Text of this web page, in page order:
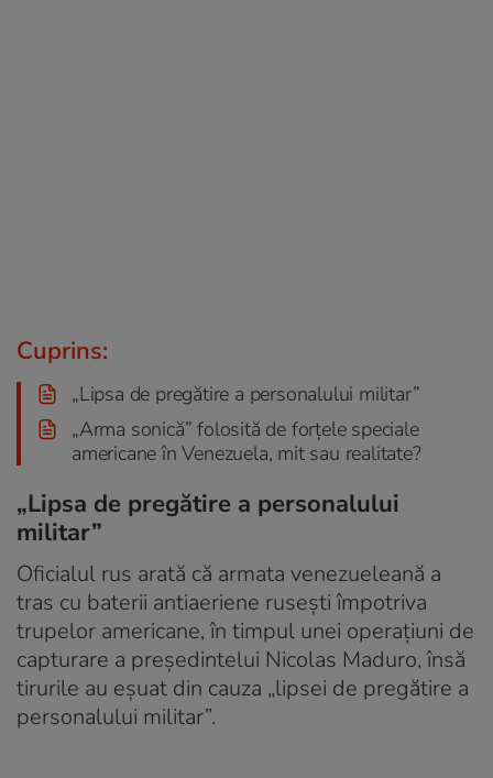
Cuprins:
„Lipsa de pregătire a personalului militar”
„Arma sonică” folosită de forțele speciale
americane în Venezuela, mit sau realitate?
„Lipsa de pregătire a personalului
militar”
Oficialul rus arată că armata venezueleană a
tras cu baterii antiaeriene rusești împotriva
trupelor americane, în timpul unei operațiuni de
capturare a președintelui Nicolas Maduro, însă
tirurile au eșuat din cauza „lipsei de pregătire a
personalului militar”.